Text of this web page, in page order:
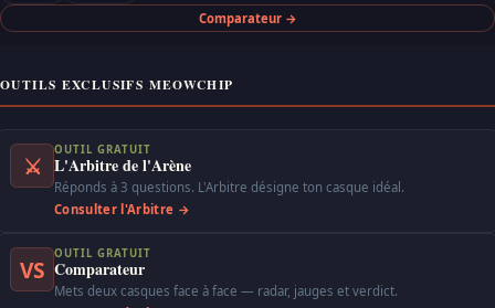
Comparateur →
OUTILS EXCLUSIFS MEOWCHIP
⚔
OUTIL GRATUIT
L'Arbitre de l'Arène
Réponds à 3 questions. L'Arbitre désigne ton casque idéal.
Consulter l'Arbitre →
VS
OUTIL GRATUIT
Comparateur
Mets deux casques face à face — radar, jauges et verdict.